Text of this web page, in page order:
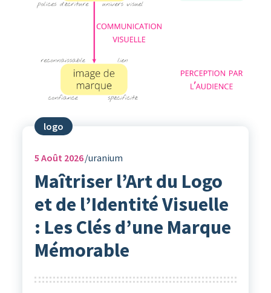
logo
5 Août 2026 uranium
Maîtriser l’Art du Logo
et de l’Identité Visuelle
: Les Clés d’une Marque
Mémorable